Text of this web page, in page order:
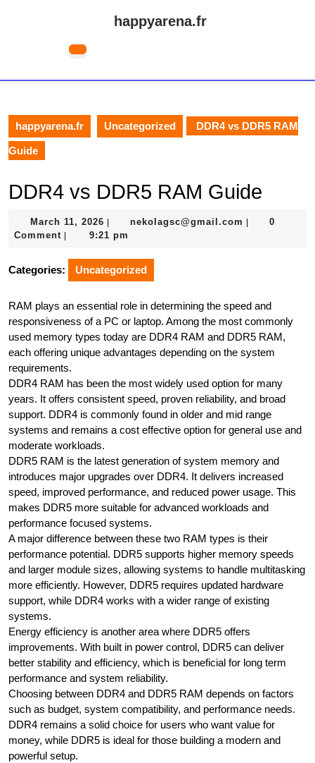
happyarena.fr
Open
happyarena.fr Uncategorized DDR4 vs DDR5 RAM
Guide
DDR4 vs DDR5 RAM Guide
March 11, 2026 March
11,
nekolagsc@gmail.com
0
Comment
9:21 pm
Categories: Uncategorized
RAM plays an essential role in determining the speed and
responsiveness of a PC or laptop. Among the most commonly
used memory types today are DDR4 RAM and DDR5 RAM,
each offering unique advantages depending on the system
requirements.
DDR4 RAM has been the most widely used option for many
years. It offers consistent speed, proven reliability, and broad
support. DDR4 is commonly found in older and mid range
systems and remains a cost effective option for general use and
moderate workloads.
DDR5 RAM is the latest generation of system memory and
introduces major upgrades over DDR4. It delivers increased
speed, improved performance, and reduced power usage. This
makes DDR5 more suitable for advanced workloads and
performance focused systems.
A major difference between these two RAM types is their
performance potential. DDR5 supports higher memory speeds
and larger module sizes, allowing systems to handle multitasking
more efficiently. However, DDR5 requires updated hardware
support, while DDR4 works with a wider range of existing
systems.
Energy efficiency is another area where DDR5 offers
improvements. With built in power control, DDR5 can deliver
better stability and efficiency, which is beneficial for long term
performance and system reliability.
Choosing between DDR4 and DDR5 RAM depends on factors
such as budget, system compatibility, and performance needs.
DDR4 remains a solid choice for users who want value for
money, while DDR5 is ideal for those building a modern and
powerful setup.